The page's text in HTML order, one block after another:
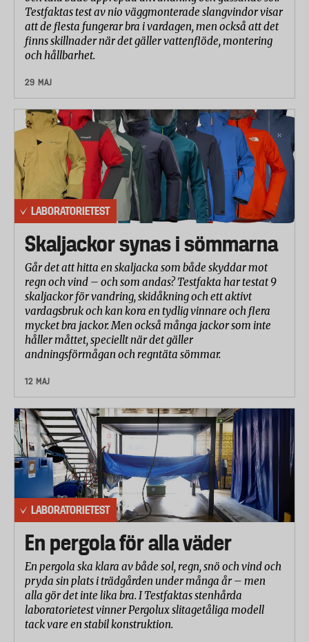
I totalbetyget har resultaten från de olika
delmomenten viktats samman med följande vikt:
vattentäthet: 50 procent, slitstyrka 20 procent,
andning 20 procent och vindtäthet 10 procent. I
delbetyget för vattentäthet har byxdelens täthet
viktats med 70 procent och jackdelens med 30
procent.
Testfaktas test av nio väggmonterade slangvindor visar
att de flesta fungerar bra i vardagen, men också att det
finns skillnader när det gäller vattenflöde, montering
och hållbarhet.
29 MAJ
LABORATORIETEST
Skaljackor synas i sömmarna
Går det att hitta en skaljacka som både skyddar mot
regn och vind – och som andas? Testfakta har testat 9
skaljackor för vandring, skidåkning och ett aktivt
vardagsbruk och kan kora en tydlig vinnare och flera
mycket bra jackor. Men också många jackor som inte
håller måttet, speciellt när det gäller
andningsförmågan och regntäta sömmar.
12 MAJ
LABORATORIETEST
En pergola för alla väder
En pergola ska klara av både sol, regn, snö och vind och
pryda sin plats i trädgården under många år – men
alla gör det inte lika bra. I Testfaktas stenhårda
laboratorietest vinner Pergolux slitagetåliga modell
tack vare en stabil konstruktion.